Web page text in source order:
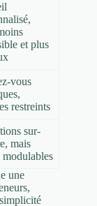
et plus
vous
restreints
sur-
mais
modulables
une